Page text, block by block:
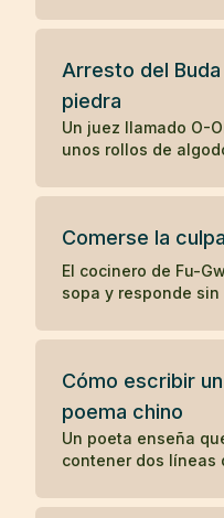
cuerpo con gratitud.
Arresto del
piedra
Un juez llamado O-
unos rollos de
práctica puede
Comerse la culpa
El cocinero de Fu-
sopa y responde
Cómo escribir un
poema chino
Un poeta enseña
contener dos líneas
escena mínima que